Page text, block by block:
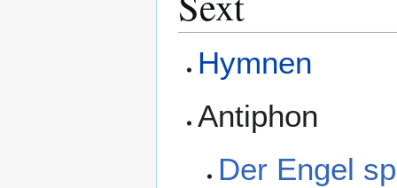
Hymnen
Antiphon
Der Engel